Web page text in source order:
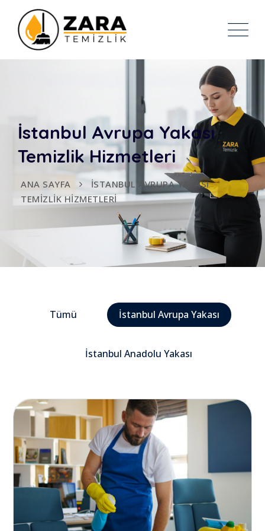
İstanbul Avrupa Yakası
Temizlik Hizmetleri
ANA SAYFA
İSTANBUL AVRUPA YAKASI
TEMIZLIK HIZMETLERI
Tümü İstanbul Avrupa Yakası
İstanbul Anadolu Yakası